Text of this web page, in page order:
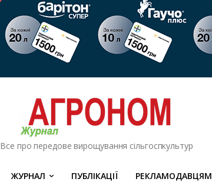
Все про передове вирощування сільгоспкультур
ЖУРНАЛ ПУБЛІКАЦІЇ РЕКЛАМОДАВЦЯМ